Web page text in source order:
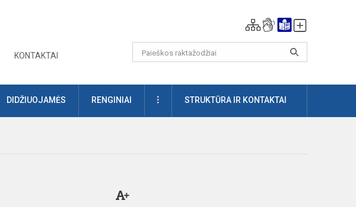
KONTAKTAI
DIDŽIUOJAMĖS RENGINIAI DAUGIAUSTRUKTŪRA IR KONTAKTAI